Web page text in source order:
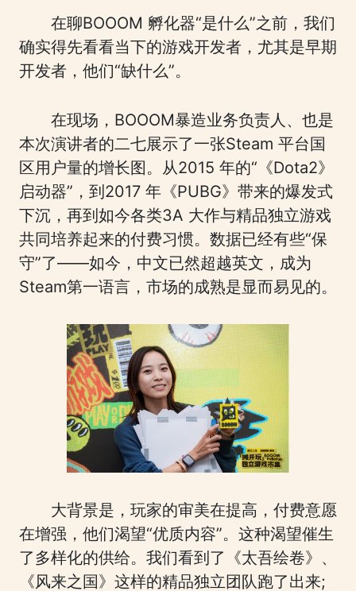
在聊BOOOM 孵化器“是什么”之前，我们
确实得先看看当下的游戏开发者，尤其是早期
开发者，他们“缺什么”。
在现场，BOOOM暴造业务负责人、也是
本次演讲者的二七展示了一张Steam 平台国
区用户量的增长图。从2015 年的“《Dota2》
启动器”，到2017 年《PUBG》带来的爆发式
下沉，再到如今各类3A 大作与精品独立游戏
共同培养起来的付费习惯。数据已经有些“保
守”了——如今，中文已然超越英文，成为
Steam第一语言，市场的成熟是显而易见的。
大背景是，玩家的审美在提高，付费意愿
在增强，他们渴望“优质内容”。这种渴望催生
了多样化的供给。我们看到了《太吾绘卷》、
《风来之国》这样的精品独立团队跑了出来;